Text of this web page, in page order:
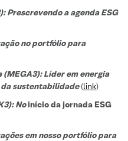
Prescrevendo a agenda ESG
no portfólio para
(MEGA3): Líder em energia
sustentabilidade(link)
Noinício da jornada ESG
em nosso portfólio para